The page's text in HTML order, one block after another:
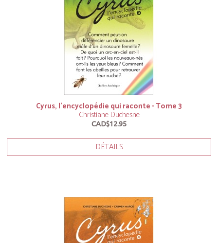
Cyrus, l’encyclopédie qui raconte - Tome 3
Christiane Duchesne
CAD$12.95
DÉTAILS